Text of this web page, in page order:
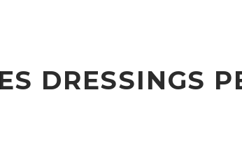
DRESSINGS